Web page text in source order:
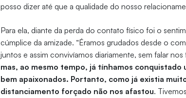
posso dizer até que a qualidade do nosso
Para ela, diante da perda do contato físico foi o
cúmplice da amizade. “Éramos grudados desde o
juntos e assim convivíamos diariamente, sem falar nos
mas, ao mesmo tempo, já tínhamos
bem apaixonados. Portanto, como já existia
distanciamento forçado não nos afastou.